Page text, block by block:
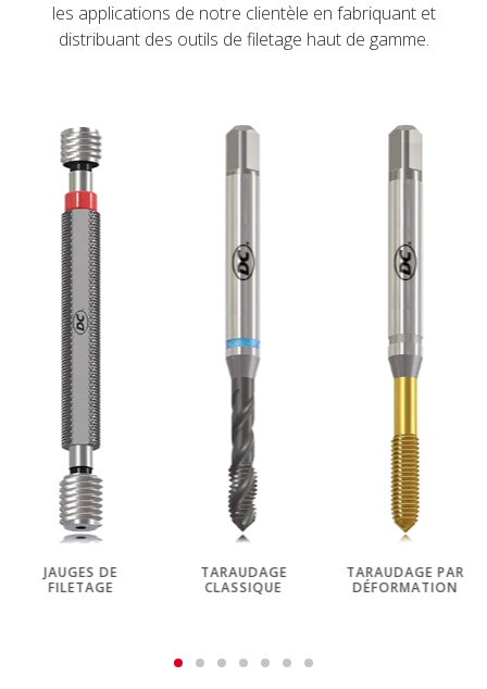
les applications de notre clientèle en fabriquant et
distribuant des outils de filetage haut de gamme.
JAUGES DE
FILETAGE
TARAUDAGE
CLASSIQUE
TARAUDAGE PAR
DÉFORMATION